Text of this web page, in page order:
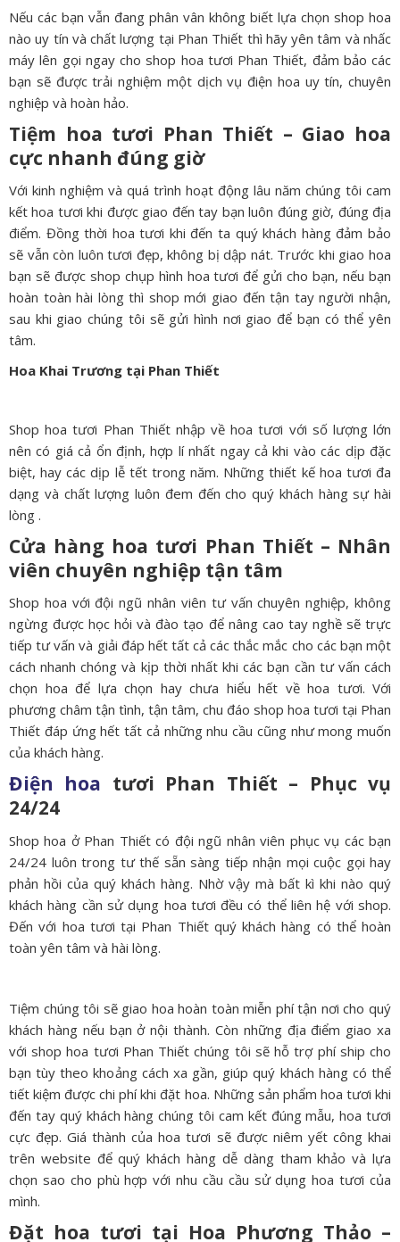
Nếu các bạn vẫn đang phân vân không biết lựa chọn shop hoa
nào uy tín và chất lượng tại Phan Thiết thì hãy yên tâm và nhấc
máy lên gọi ngay cho shop hoa tươi Phan Thiết, đảm bảo các
bạn sẽ được trải nghiệm một dịch vụ điện hoa uy tín, chuyên
nghiệp và hoàn hảo.
Tiệm hoa tươi Phan Thiết – Giao hoa
cực nhanh đúng giờ
Với kinh nghiệm và quá trình hoạt động lâu năm chúng tôi cam
kết hoa tươi khi được giao đến tay bạn luôn đúng giờ, đúng địa
điểm. Đồng thời hoa tươi khi đến ta quý khách hàng đảm bảo
sẽ vẫn còn luôn tươi đẹp, không bị dập nát. Trước khi giao hoa
bạn sẽ được shop chụp hình hoa tươi để gửi cho bạn, nếu bạn
hoàn toàn hài lòng thì shop mới giao đến tận tay người nhận,
sau khi giao chúng tôi sẽ gửi hình nơi giao để bạn có thể yên
tâm.
Hoa Khai Trương tại Phan Thiết
Shop hoa tươi Phan Thiết nhập về hoa tươi với số lượng lớn
nên có giá cả ổn định, hợp lí nhất ngay cả khi vào các dịp đặc
biệt, hay các dịp lễ tết trong năm. Những thiết kế hoa tươi đa
dạng và chất lượng luôn đem đến cho quý khách hàng sự hài
lòng .
Cửa hàng hoa tươi Phan Thiết – Nhân
viên chuyên nghiệp tận tâm
Shop hoa với đội ngũ nhân viên tư vấn chuyên nghiệp, không
ngừng được học hỏi và đào tạo để nâng cao tay nghề sẽ trực
tiếp tư vấn và giải đáp hết tất cả các thắc mắc cho các bạn một
cách nhanh chóng và kịp thời nhất khi các bạn cần tư vấn cách
chọn hoa để lựa chọn hay chưa hiểu hết về hoa tươi. Với
phương châm tận tình, tận tâm, chu đáo shop hoa tươi tại Phan
Thiết đáp ứng hết tất cả những nhu cầu cũng như mong muốn
của khách hàng.
Điện hoa tươi Phan Thiết – Phục vụ
24/24
Shop hoa ở Phan Thiết có đội ngũ nhân viên phục vụ các bạn
24/24 luôn trong tư thế sẵn sàng tiếp nhận mọi cuộc gọi hay
phản hồi của quý khách hàng. Nhờ vậy mà bất kì khi nào quý
khách hàng cần sử dụng hoa tươi đều có thể liên hệ với shop.
Đến với hoa tươi tại Phan Thiết quý khách hàng có thể hoàn
toàn yên tâm và hài lòng.
Tiệm chúng tôi sẽ giao hoa hoàn toàn miễn phí tận nơi cho quý
khách hàng nếu bạn ở nội thành. Còn những địa điểm giao xa
với shop hoa tươi Phan Thiết chúng tôi sẽ hỗ trợ phí ship cho
bạn tùy theo khoảng cách xa gần, giúp quý khách hàng có thể
tiết kiệm được chi phí khi đặt hoa. Những sản phẩm hoa tươi khi
đến tay quý khách hàng chúng tôi cam kết đúng mẫu, hoa tươi
cực đẹp. Giá thành của hoa tươi sẽ được niêm yết công khai
trên website để quý khách hàng dễ dàng tham khảo và lựa
chọn sao cho phù hợp với nhu cầu cầu sử dụng hoa tươi của
mình.
Đặt hoa tươi tại Hoa Phương Thảo –